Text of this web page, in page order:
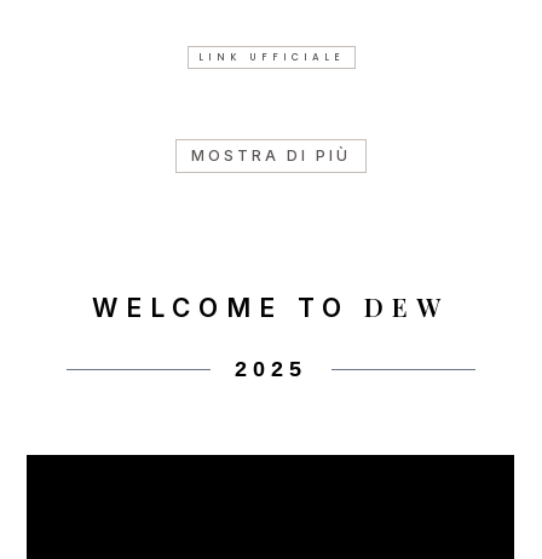
LINK UFFICIALE
MOSTRA DI PIÙ
WELCOME TO DEW
2025